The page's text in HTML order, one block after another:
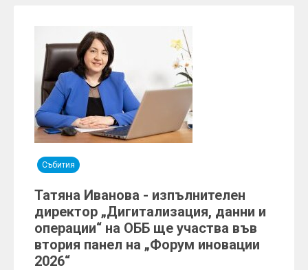
Събития
Татяна Иванова - изпълнителен
директор „Дигитализация, данни и
операции“ на ОББ ще участва във
втория панел на „Форум иновации
2026“